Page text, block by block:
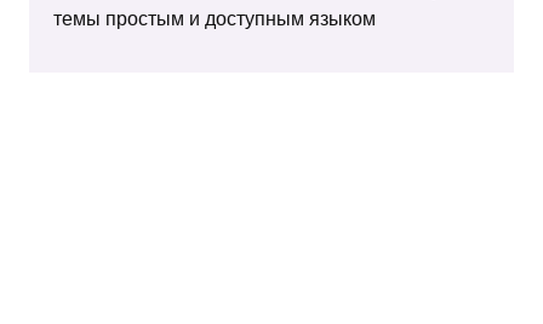
темы простым и доступным языком